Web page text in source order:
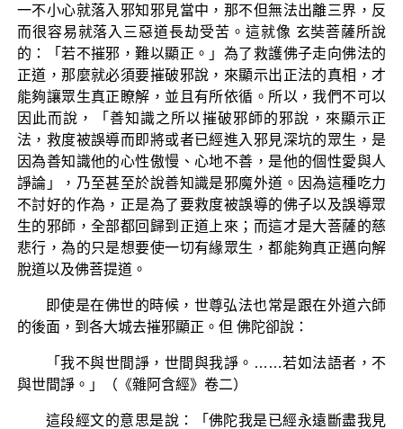
一不小心就落入邪知邪見當中，那不但無法出離三界，反
而很容易就落入三惡道長劫受苦。這就像 玄奘菩薩所說
的：「若不摧邪，難以顯正。」為了救護佛子走向佛法的
正道，那麼就必須要摧破邪說，來顯示出正法的真相，才
能夠讓眾生真正瞭解，並且有所依循。所以，我們不可以
因此而說，「善知識之所以摧破邪師的邪說，來顯示正
法，救度被誤導而即將或者已經進入邪見深坑的眾生，是
因為善知識他的心性傲慢、心地不善，是他的個性愛與人
諍論」，乃至甚至於說善知識是邪魔外道。因為這種吃力
不討好的作為，正是為了要救度被誤導的佛子以及誤導眾
生的邪師，全部都回歸到正道上來；而這才是大菩薩的慈
悲行，為的只是想要使一切有緣眾生，都能夠真正邁向解
脫道以及佛菩提道。
即使是在佛世的時候，世尊弘法也常是跟在外道六師
的後面，到各大城去摧邪顯正。但 佛陀卻說：
「我不與世間諍，世間與我諍。……若如法語者，不
與世間諍。」（《雜阿含經》卷二）
這段經文的意思是說：「佛陀我是已經永遠斷盡我見